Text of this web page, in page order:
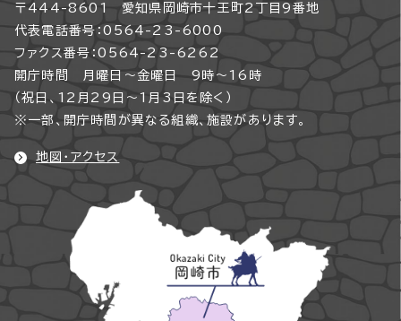
〒444-8601 愛知県岡崎市十王町2丁目9番地
代表電話番号：0564-23-6000
ファクス番号：0564-23-6262
開庁時間 月曜日～金曜日 9時～16時
（祝日、12月29日～1月3日を除く）
※一部、開庁時間が異なる組織、施設があります。
地図・アクセス